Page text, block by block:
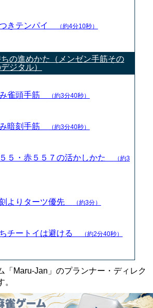
きテンパイ （約4分10秒）
の進めかた（メンゼン手筋その
ジタル）
雀頭手筋 （約3分40秒）
暗刻手筋 （約3分40秒）
５・赤５５７の活かしかた
（約3
よりターツ優先 （約3分）
チートイは避ける （約2分40秒）
「Maru-Jan」のプランナー・ディレク